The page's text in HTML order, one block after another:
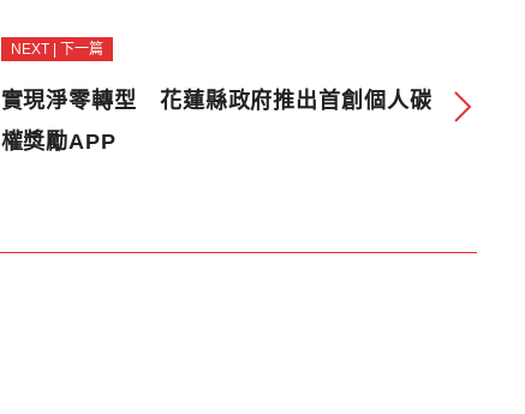
NEXT | 下一篇
實現淨零轉型 花蓮縣政府推出首創個人碳
權獎勵APP